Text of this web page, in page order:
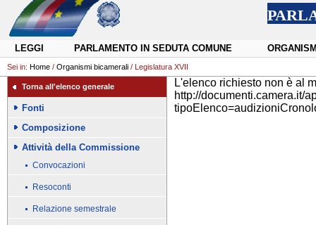
LEGGI PARLAMENTO IN SEDUTA COMUNE
Sei in: Home / Organismi bicamerali / Legislatura XVII
Torna all'elenco generale
Fonti
Composizione
Attività della Commissione
Convocazioni
Resoconti
Relazione semestrale
L'elenco richiesto non è al
http://documenti.camera.it/